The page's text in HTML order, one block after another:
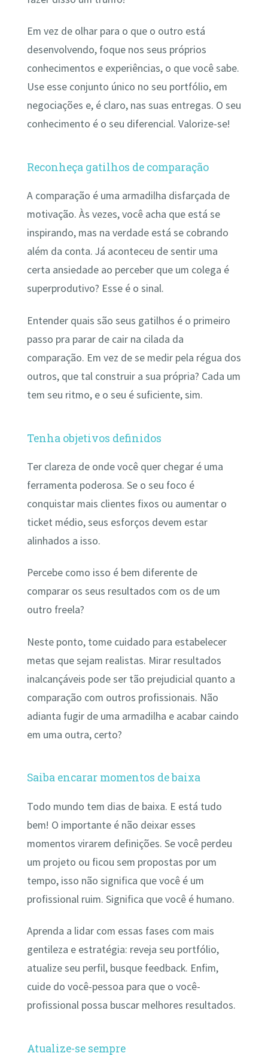
Em vez de olhar para o que o outro está
desenvolvendo, foque nos seus próprios
conhecimentos e experiências, o que você sabe.
Use esse conjunto único no seu portfólio, em
negociações e, é claro, nas suas entregas. O seu
conhecimento é o seu diferencial. Valorize-se!
Reconheça gatilhos de comparação
A comparação é uma armadilha disfarçada de
motivação. Às vezes, você acha que está se
inspirando, mas na verdade está se cobrando
além da conta. Já aconteceu de sentir uma
certa ansiedade ao perceber que um colega é
superprodutivo? Esse é o sinal.
Entender quais são seus gatilhos é o primeiro
passo pra parar de cair na cilada da
comparação. Em vez de se medir pela régua dos
outros, que tal construir a sua própria? Cada um
tem seu ritmo, e o seu é suficiente, sim.
Tenha objetivos definidos
Ter clareza de onde você quer chegar é uma
ferramenta poderosa. Se o seu foco é
conquistar mais clientes fixos ou aumentar o
ticket médio, seus esforços devem estar
alinhados a isso.
Percebe como isso é bem diferente de
comparar os seus resultados com os de um
outro freela?
Neste ponto, tome cuidado para estabelecer
metas que sejam realistas. Mirar resultados
inalcançáveis pode ser tão prejudicial quanto a
comparação com outros profissionais. Não
adianta fugir de uma armadilha e acabar caindo
em uma outra, certo?
Saiba encarar momentos de baixa
Todo mundo tem dias de baixa. E está tudo
bem! O importante é não deixar esses
momentos virarem definições. Se você perdeu
um projeto ou ficou sem propostas por um
tempo, isso não significa que você é um
profissional ruim. Significa que você é humano.
Aprenda a lidar com essas fases com mais
gentileza e estratégia: reveja seu portfólio,
atualize seu perfil, busque feedback. Enfim,
cuide do você-pessoa para que o você-
profissional possa buscar melhores resultados.
Atualize-se sempre